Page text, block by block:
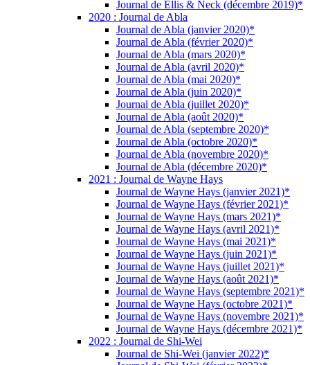
Journal de Ellis & Neck (décembre 2019)*
2020 : Journal de Abla
Journal de Abla (janvier 2020)*
Journal de Abla (février 2020)*
Journal de Abla (mars 2020)*
Journal de Abla (avril 2020)*
Journal de Abla (mai 2020)*
Journal de Abla (juin 2020)*
Journal de Abla (juillet 2020)*
Journal de Abla (août 2020)*
Journal de Abla (septembre 2020)*
Journal de Abla (octobre 2020)*
Journal de Abla (novembre 2020)*
Journal de Abla (décembre 2020)*
2021 : Journal de Wayne Hays
Journal de Wayne Hays (janvier 2021)*
Journal de Wayne Hays (février 2021)*
Journal de Wayne Hays (mars 2021)*
Journal de Wayne Hays (avril 2021)*
Journal de Wayne Hays (mai 2021)*
Journal de Wayne Hays (juin 2021)*
Journal de Wayne Hays (juillet 2021)*
Journal de Wayne Hays (août 2021)*
Journal de Wayne Hays (septembre 2021)*
Journal de Wayne Hays (octobre 2021)*
Journal de Wayne Hays (novembre 2021)*
Journal de Wayne Hays (décembre 2021)*
2022 : Journal de Shi-Wei
Journal de Shi-Wei (janvier 2022)*